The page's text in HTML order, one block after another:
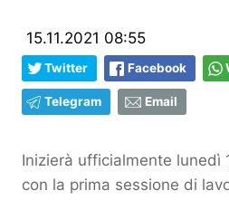
15.11.2021 08:55
Twitter Facebook
Telegram Email
Inizierà ufficialmente lunedì
con la prima sessione di